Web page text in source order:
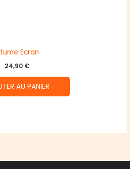
Ecran
24,90 €
AU PANIER